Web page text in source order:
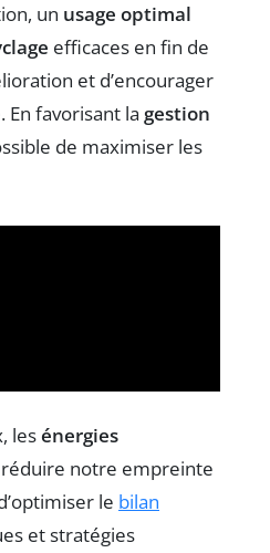
un usage optimal
efficaces en fin de
et d’encourager
favorisant la gestion
de maximiser les
lesénergies
notre empreinte
le bilan
et stratégies